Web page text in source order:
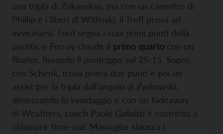
una tripla di Zukauskas, ma con un canestro di
Phillip e i liberi di Witlinski, il Trefl prova ad
avvicinarsi. Ford segna i suoi primi punti della
partita, e Forray chiude il primo quarto con un
floater, fissando il punteggio sul 25-15. Sopot,
con Schenk, trova prima due punti e poi un
assist per la tripla dall’angolo di Zyskowski,
dimezzando lo svantaggio e con un fadeaway
di Weathers, coach Paolo Galbiati è costretto a
chiamare time-out. Mawugbe sblocca i